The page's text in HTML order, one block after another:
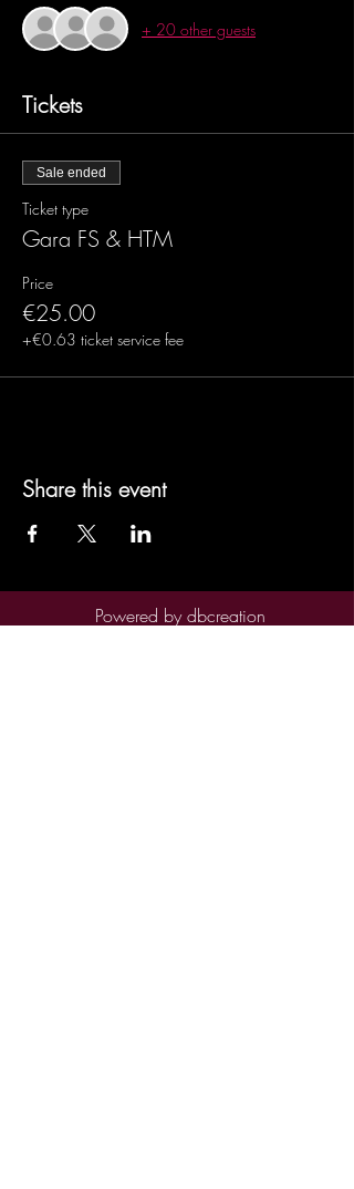
+ 20 other guests
Tickets
Sale ended
Ticket type
Gara FS & HTM
Price
€25.00
+€0.63 ticket service fee
Share this event
Powered bydbcreation